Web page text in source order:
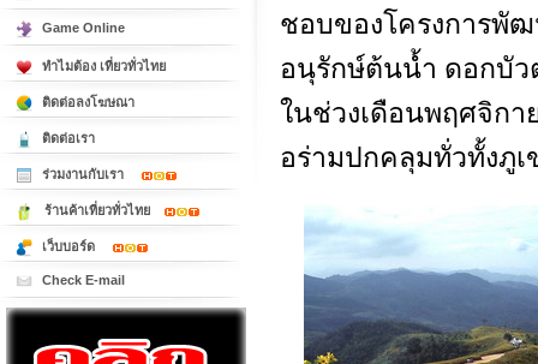
ชอบของโครงการพั
อนุรักษ์ต้นน้ำ ดอกบัว
ในช่วงเดือนพฤศจิกา
อร่ามปกคลุมทั่วทั้งภู
Game Online
ทำไมต้อง เที่ยวทั่วไทย
ติดต่อลงโฆษณา
ติดต่อเรา
ร่วมงานกับเรา
ร้านค้าเที่ยวทั่วไทย
เว็บบอร์ด
Check E-mail